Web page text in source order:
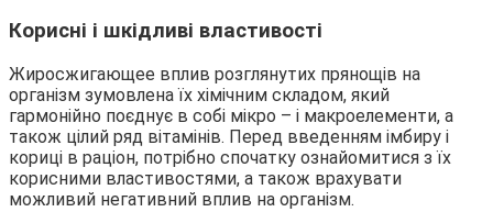
Корисні і шкідливі властивості
Жиросжигающее вплив розглянутих прянощів на
організм зумовлена їх хімічним складом, який
гармонійно поєднує в собі мікро – і макроелементи, а
також цілий ряд вітамінів. Перед введенням імбиру і
кориці в раціон, потрібно спочатку ознайомитися з їх
корисними властивостями, а також врахувати
можливий негативний вплив на організм.